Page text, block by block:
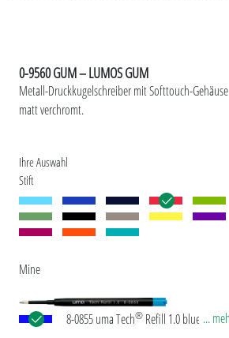
0-9560 GUM – LUMOS GUM
Metall-Druckkugelschreiber mit Softtouch-
matt verchromt.
Ihre Auswahl
Stift
Mine
8-0855 uma Tech® Refill 1.0 blue...